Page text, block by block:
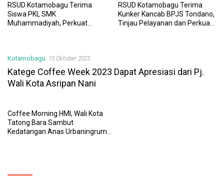
RSUD Kotamobagu Terima
Siswa PKL SMK
Muhammadiyah, Perkuat
RSUD Kotamobagu Terima
Kunker Kancab BPJS Tondano,
Tinjau Pelayanan dan Perkuat
Kotamobagu 15 Oktober 2023
Katege Coffee Week 2023 Dapat Apresiasi dari Pj.
Wali Kota Asripan Nani
Coffee Morning HMI, Wali Kota
Tatong Bara Sambut
Kedatangan Anas Urbaningrum: